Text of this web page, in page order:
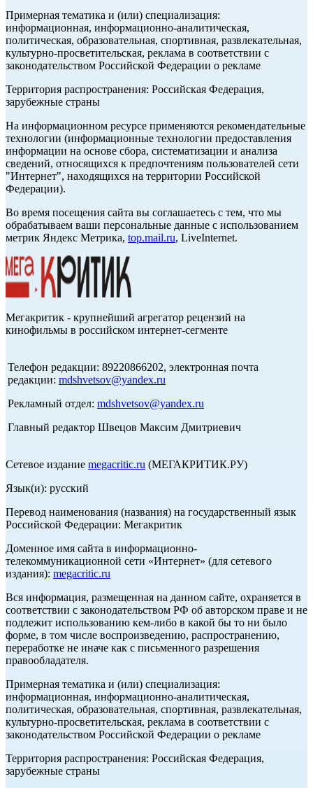
Примерная тематика и (или) специализация:
информационная, информационно-аналитическая,
политическая, образовательная, спортивная, развлекательная,
культурно-просветительская, реклама в соответствии с
законодательством Российской Федерации о рекламе
Территория распространения: Российская Федерация,
зарубежные страны
На информационном ресурсе применяются рекомендательные
технологии (информационные технологии предоставления
информации на основе сбора, систематизации и анализа
сведений, относящихся к предпочтениям пользователей сети
"Интернет", находящихся на территории Российской
Федерации).
Во время посещения сайта вы соглашаетесь с тем, что мы
обрабатываем ваши персональные данные с использованием
метрик Яндекс Метрика, top.mail.ru, LiveInternet.
Мегакритик - крупнейший агрегатор рецензий на
кинофильмы в российском интернет-сегменте
Телефон редакции: 89220866202, электронная почта
редакции: mdshvetsov@yandex.ru
Рекламный отдел: mdshvetsov@yandex.ru
Главный редактор Швецов Максим Дмитриевич
Сетевое издание megacritic.ru (МЕГАКРИТИК.РУ)
Язык(и): русский
Перевод наименования (названия) на государственный язык
Российской Федерации: Мегакритик
Доменное имя сайта в информационно-
телекоммуникационной сети «Интернет» (для сетевого
издания): megacritic.ru
Вся информация, размещенная на данном сайте, охраняется в
соответствии с законодательством РФ об авторском праве и не
подлежит использованию кем-либо в какой бы то ни было
форме, в том числе воспроизведению, распространению,
переработке не иначе как с письменного разрешения
правообладателя.
Примерная тематика и (или) специализация:
информационная, информационно-аналитическая,
политическая, образовательная, спортивная, развлекательная,
культурно-просветительская, реклама в соответствии с
законодательством Российской Федерации о рекламе
Территория распространения: Российская Федерация,
зарубежные страны